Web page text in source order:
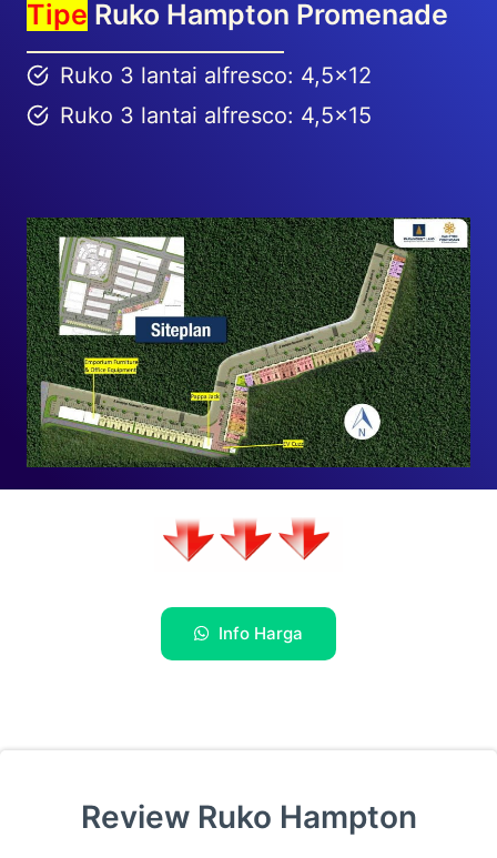
Tipe Ruko Hampton Promenade
Ruko 3 lantai alfresco: 4,5×12
Ruko 3 lantai alfresco: 4,5×15
Info Harga
Review Ruko Hampton